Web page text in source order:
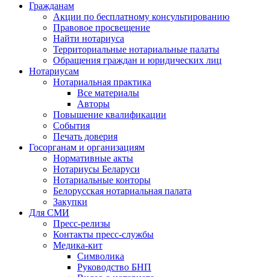
Гражданам
Акции по бесплатному консультированию
Правовое просвещение
Найти нотариуса
Территориальные нотариальные палаты
Обращения граждан и юридических лиц
Нотариусам
Нотариальная практика
Все материалы
Авторы
Повышение квалификации
События
Печать доверия
Госорганам и организациям
Нормативные акты
Нотариусы Беларуси
Нотариальные конторы
Белорусская нотариальная палата
Закупки
Для СМИ
Пресс-релизы
Контакты пресс-службы
Медика-кит
Символика
Руководство БНП